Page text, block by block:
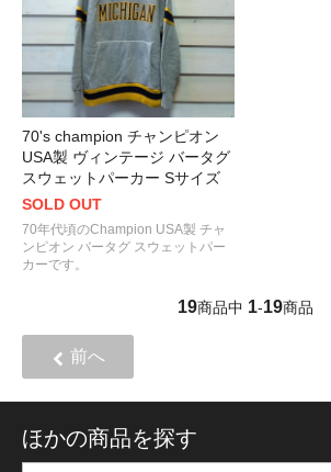
70's champion チャンピオン
USA製 ヴィンテージ バータグ
スウェットパーカー Sサイズ
SOLD OUT
70年代頃のChampion USA製 チャ
ンピオン バータグ スウェットパー
カーです。
19商品中 1-19商品
前へ
ほかの商品を探す